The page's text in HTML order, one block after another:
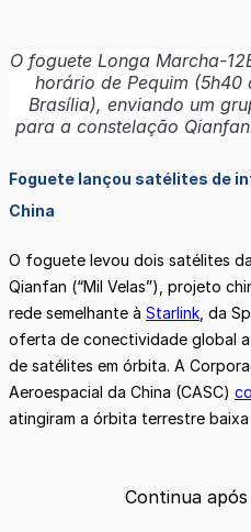
O foguete Longa Marcha-
horário de Pequim
Brasília), enviando um
para a constelação
Foguete lançou satélites de
China
O foguete levou dois satélites
Qianfan (“Mil Velas”), projeto
rede semelhante à Starlink , da
oferta de conectividade global a
de satélites em órbita. A
Aeroespacial da China (CASC)
atingiram a órbita terrestre baixa
Continua